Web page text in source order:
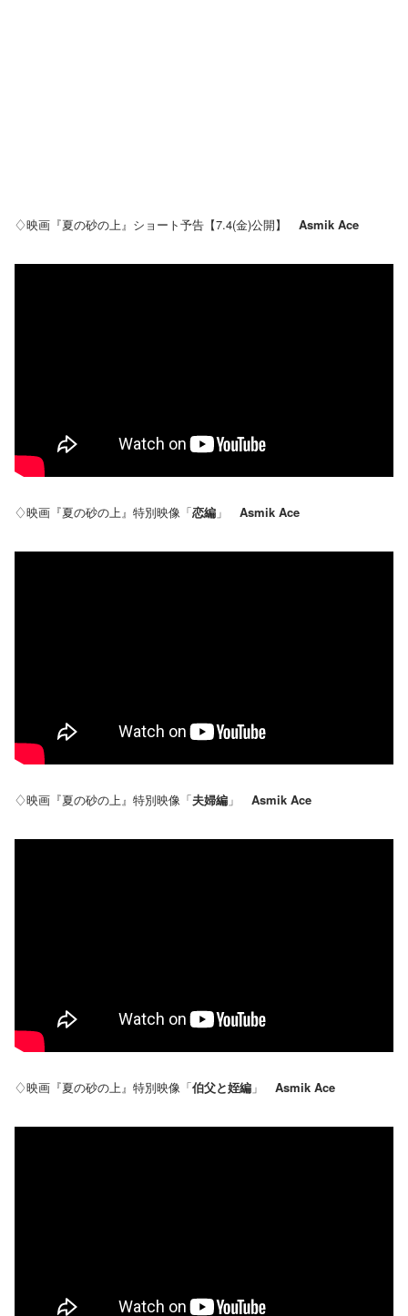
♢映画『夏の砂の上』ショート予告【7.4(金)公開】 Asmik Ace
♢映画『夏の砂の上』特別映像「恋編 」 Asmik Ace
♢映画『夏の砂の上』特別映像「夫婦編 」 Asmik Ace
♢映画『夏の砂の上』特別映像「伯父と姪編 」 Asmik Ace